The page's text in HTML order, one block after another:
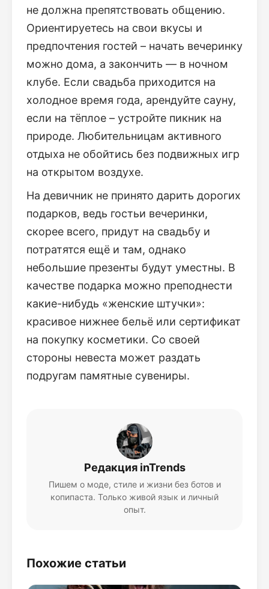
не должна препятствовать общению.
Ориентируетесь на свои вкусы и
предпочтения гостей – начать вечеринку
можно дома, а закончить — в ночном
клубе. Если свадьба приходится на
холодное время года, арендуйте сауну,
если на тёплое – устройте пикник на
природе. Любительницам активного
отдыха не обойтись без подвижных игр
на открытом воздухе.
На девичник не принято дарить дорогих
подарков, ведь гостьи вечеринки,
скорее всего, придут на свадьбу и
потратятся ещё и там, однако
небольшие презенты будут уместны. В
качестве подарка можно преподнести
какие-нибудь «женские штучки»:
красивое нижнее бельё или сертификат
на покупку косметики. Со своей
стороны невеста может раздать
подругам памятные сувениры.
Редакция inTrends
Пишем о моде, стиле и жизни без ботов и
копипаста. Только живой язык и личный
опыт.
Похожие статьи